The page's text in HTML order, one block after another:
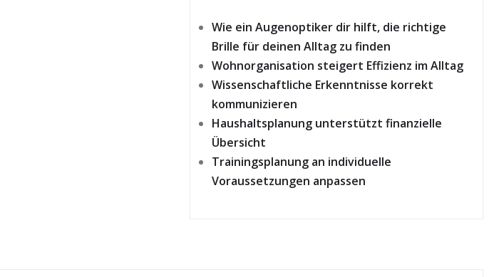
Wie ein Augenoptiker dir hilft, die richtige
Brille für deinen Alltag zu finden
Wohnorganisation steigert Effizienz im Alltag
Wissenschaftliche Erkenntnisse korrekt
kommunizieren
Haushaltsplanung unterstützt finanzielle
Übersicht
Trainingsplanung an individuelle
Voraussetzungen anpassen